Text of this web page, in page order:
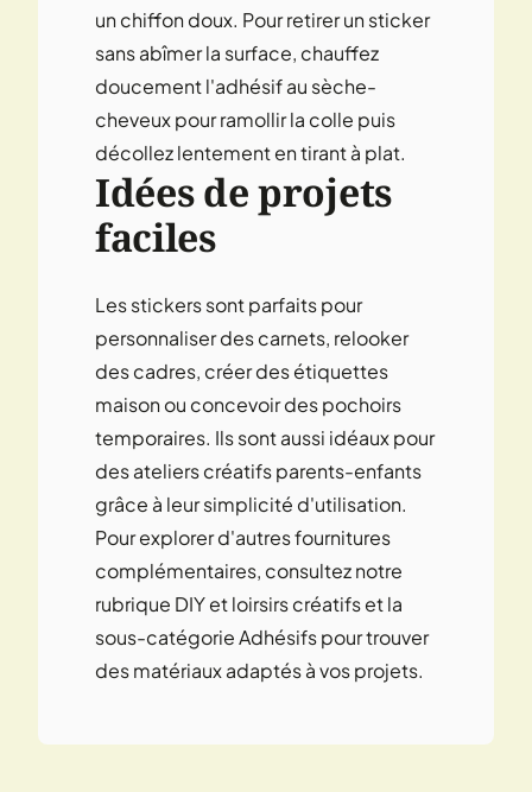
un chiffon doux. Pour retirer un sticker
sans abîmer la surface, chauffez
doucement l'adhésif au sèche-
cheveux pour ramollir la colle puis
décollez lentement en tirant à plat.
Idées de projets
faciles
Les stickers sont parfaits pour
personnaliser des carnets, relooker
des cadres, créer des étiquettes
maison ou concevoir des pochoirs
temporaires. Ils sont aussi idéaux pour
des ateliers créatifs parents-enfants
grâce à leur simplicité d'utilisation.
Pour explorer d'autres fournitures
complémentaires, consultez notre
rubrique DIY et loirsirs créatifs et la
sous-catégorie Adhésifs pour trouver
des matériaux adaptés à vos projets.